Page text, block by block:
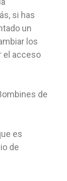
si has
un
los
el acceso
de
es
de